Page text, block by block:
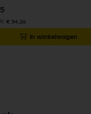
€ 34,26
In winkelwagen